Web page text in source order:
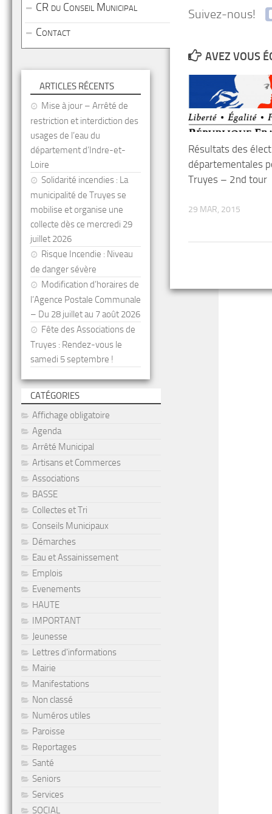
Suivez-nous!
AVEZ VOUS
Résultats des
départementales
Truyes – 2nd tour
29 MAR, 2015
CR du Conseil Municipal
Contact
ARTICLES RÉCENTS
Mise à jour – Arrêté de
restriction et interdiction des
usages de l’eau du
département d’Indre-et-
Loire
Solidarité incendies : La
municipalité de Truyes se
mobilise et organise une
collecte dès ce mercredi 29
juillet 2026
Risque Incendie : Niveau
de danger sévère
Modification d’horaires de
l’Agence Postale Communale
– Du 28 juillet au 7 août 2026
Fête des Associations de
Truyes : Rendez-vous le
samedi 5 septembre !
CATÉGORIES
Affichage obligatoire
Agenda
Arrêté Municipal
Artisans et Commerces
Associations
BASSE
Collectes et Tri
Conseils Municipaux
Démarches
Eau et Assainissement
Emplois
Evenements
HAUTE
IMPORTANT
Jeunesse
Lettres d'informations
Mairie
Manifestations
Non classé
Numéros utiles
Paroisse
Reportages
Santé
Seniors
Services
SOCIAL